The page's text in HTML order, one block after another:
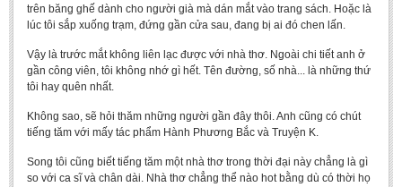
Culture - History - Philosophy
BA, MA, PhD. Theses
Studies on Vietnamese and Korean Literature and Films
Modernization process in Japanese literature and in the literatures of
East-Asian region
trên băng ghế dành cho người già mà dán mắt vào trang sách. Hoặc là
lúc tôi sắp xuống trạm, đứng gần cửa sau, đang bị ai đó chen lấn.
Vậy là trước mắt không liên lạc được với nhà thơ. Ngoài chi tiết anh ở
gần công viên, tôi không nhớ gì hết. Tên đường, số nhà... là những thứ
tôi hay quên nhất.
Không sao, sẽ hỏi thăm những người gần đây thôi. Anh cũng có chút
tiếng tăm với mấy tác phẩm Hành Phương Bắc và Truyện K.
Song tôi cũng biết tiếng tăm một nhà thơ trong thời đại này chẳng là gì
so với ca sĩ và chân dài. Nhà thơ chẳng thể nào hot bằng dù có thời họ